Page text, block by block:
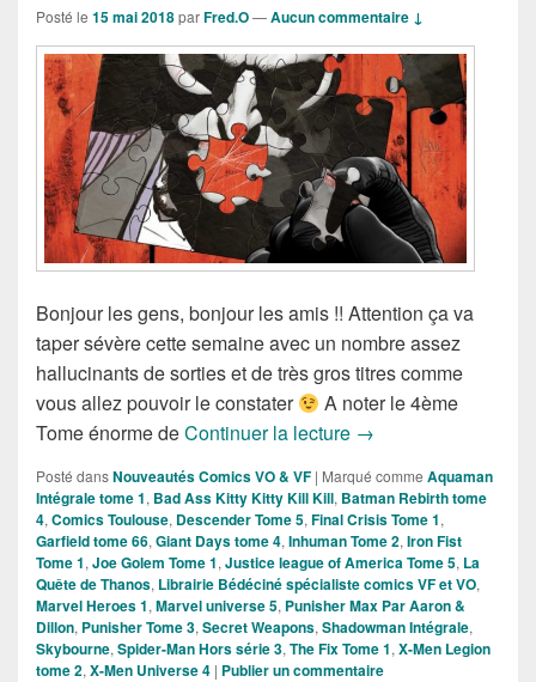
Posté le 15 mai 2018parFred.O—Aucun commentaire ↓
Bonjour les gens, bonjour les amis !! Attention ça va
taper sévère cette semaine avec un nombre assez
hallucinants de sorties et de très gros titres comme
vous allez pouvoir le constater
A noter le 4ème
Tome énorme deContinuer la lecture Sorties des Comics
→
Posté dansNouveautés Comics VO & VF | Marqué comme Aquaman
Intégrale tome 1, Bad Ass Kitty Kitty Kill Kill, Batman Rebirth tome
4, Comics Toulouse, Descender Tome 5, Final Crisis Tome 1,
Garfield tome 66, Giant Days tome 4, Inhuman Tome 2, Iron Fist
Tome 1, Joe Golem Tome 1, Justice league of America Tome 5, La
Quête de Thanos, Librairie Bédéciné spécialiste comics VF et VO,
Marvel Heroes 1, Marvel universe 5, Punisher Max Par Aaron &
Dillon, Punisher Tome 3, Secret Weapons, Shadowman Intégrale,
Skybourne, Spider-Man Hors série 3, The Fix Tome 1, X-Men Legion
tome 2, X-Men Universe 4 | Publier un commentaire